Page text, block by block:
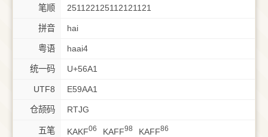
笔顺 251122125112121121
拼音 hai
粤语 haai4
统一码 U+56A1
UTF8 E59AA1
仓颉码 RTJG
五笔 KAKF06 KAFF98 KAFF86